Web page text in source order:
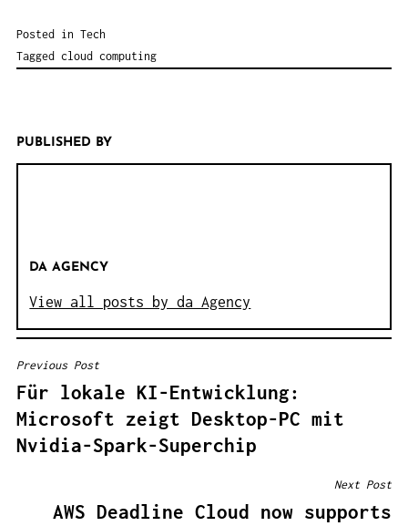
Posted in Tech
Tagged cloud computing
PUBLISHED BY
DA AGENCY
View all posts by da Agency
B
E
I
T
Previous Post
Für lokale KI-Entwicklung:
Microsoft zeigt Desktop-PC mit
Nvidia-Spark-Superchip
Next Post
AWS Deadline Cloud now supports